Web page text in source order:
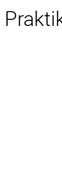
öffnet neues
Link, öffnet